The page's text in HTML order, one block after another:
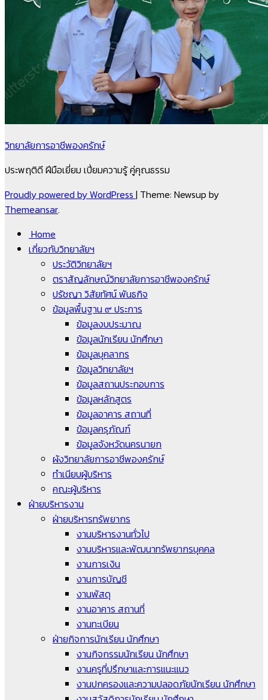
วิทยาลัยการอาชีพองครักษ์
ประพฤติดี ฝีมือเยี่ยม เปี่ยมความรู้ คู่คุณธรรม
Proudly powered by WordPress | Theme: Newsup by
Themeansar.
Home
เกี่ยวกับวิทยาลัยฯ
ประวัติวิทยาลัยฯ
ตราสัญลักษณ์วิทยาลัยการอาชีพองครักษ์
ปรัชญา วิสัยทัศน์ พันธกิจ
ข้อมูลพื้นฐาน ๙ ประการ
ข้อมูลงบประมาณ
ข้อมูลนักเรียน นักศึกษา
ข้อมูลบุคลากร
ข้อมูลวิทยาลัยฯ
ข้อมูลสถานประกอบการ
ข้อมูลหลักสูตร
ข้อมูลอาคาร สถานที่
ข้อมูลครุภัณฑ์
ข้อมูลจังหวัดนครนายก
ผังวิทยาลัยการอาชีพองครักษ์
ทำเนียบผู้บริหาร
คณะผู้บริหาร
ฝ่ายบริหารงาน
ฝ่ายบริหารทรัพยากร
งานบริหารงานทั่วไป
งานบริหารและพัฒนาทรัพยากรบุคคล
งานการเงิน
งานการบัญชี
งานพัสดุ
งานอาคาร สถานที่
งานทะเบียน
ฝ่ายกิจการนักเรียน นักศึกษา
งานกิจกรรมนักเรียน นักศึกษา
งานครูที่ปรึกษาและการแนะแนว
งานปกครองและความปลอดภัยนักเรียน นักศึกษา